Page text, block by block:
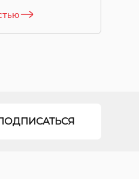
поделились